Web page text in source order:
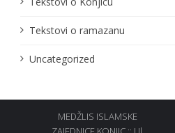
Tekstovi o ramazanu
Uncategorized
MEDŽLIS ISLAMSKE